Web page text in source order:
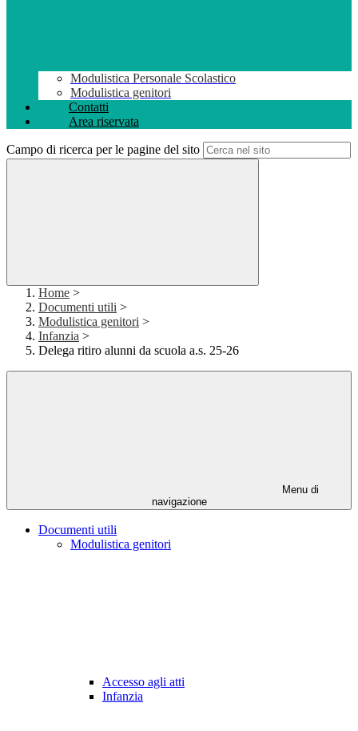
Modulistica Personale Scolastico
Modulistica genitori
Contatti
Area riservata
Campo di ricerca per le pagine del sito
Home >
Documenti utili >
Modulistica genitori >
Infanzia >
Delega ritiro alunni da scuola a.s. 25-26
Menu di
navigazione
Documenti utili
Modulistica genitori
Accesso agli atti
Infanzia